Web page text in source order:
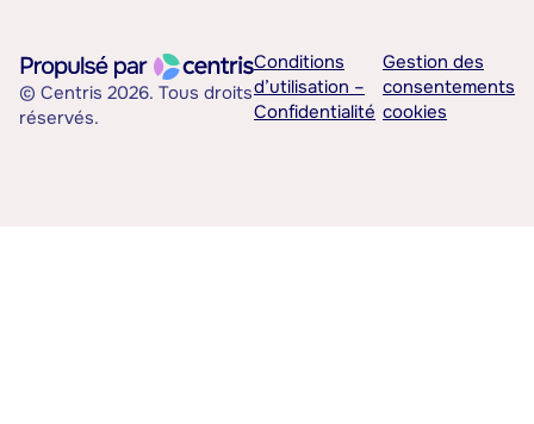
© Centris 2026. Tous droits
réservés.
Conditions
d’utilisation –
Confidentialité
Gestion des
consentements
cookies